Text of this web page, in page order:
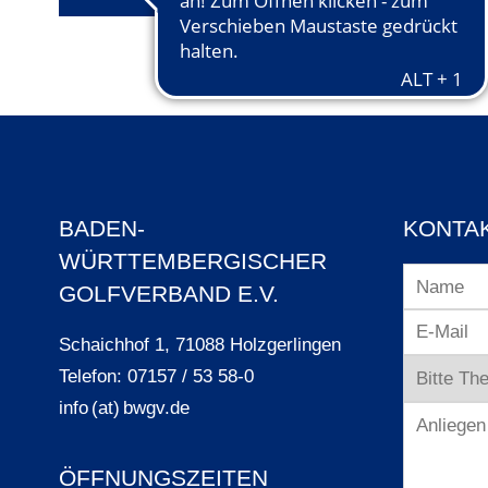
BADEN-
WÜRTTEMBERGISCHER
GOLFVERBAND E.V.
Schaichhof 1, 71088 Holzgerlingen
Telefon: 07157 / 53 58-0
info (at) bwgv.de
ÖFFNUNGSZEITEN